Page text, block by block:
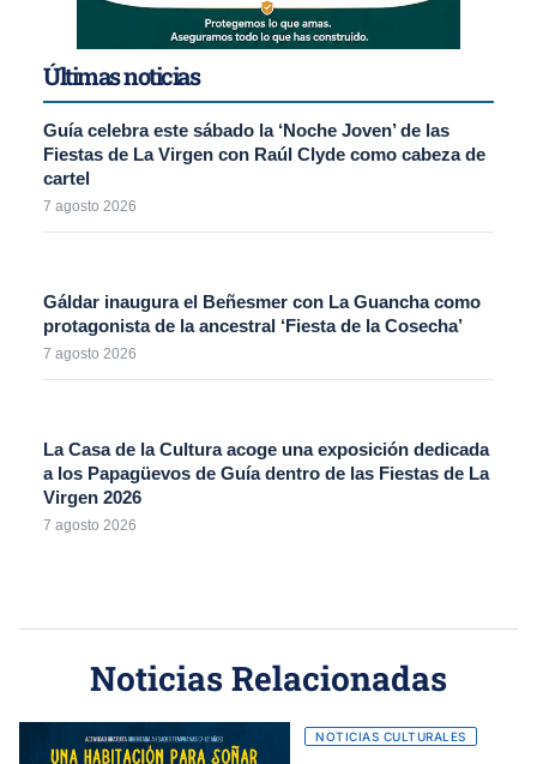
Últimas noticias
Guía celebra este sábado la ‘Noche Joven’ de las
Fiestas de La Virgen con Raúl Clyde como cabeza de
cartel
7 agosto 2026
Gáldar inaugura el Beñesmer con La Guancha como
protagonista de la ancestral ‘Fiesta de la Cosecha’
7 agosto 2026
La Casa de la Cultura acoge una exposición dedicada
a los Papagüevos de Guía dentro de las Fiestas de La
Virgen 2026
7 agosto 2026
Noticias Relacionadas
NOTICIAS CULTURALES